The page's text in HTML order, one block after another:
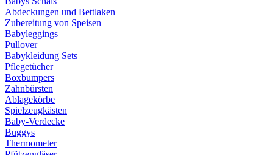
Abdeckungen und Bettlaken
Zubereitung von Speisen
Babyleggings
Pullover
Babykleidung Sets
Pflegetücher
Boxbumpers
Zahnbürsten
Ablagekörbe
Spielzeugkästen
Baby-Verdecke
Buggys
Thermometer